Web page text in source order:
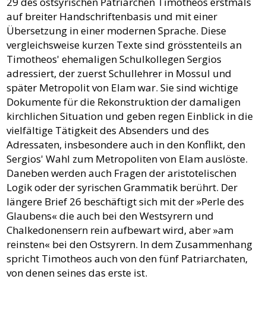
auf breiter Handschriftenbasis und mit einer
Übersetzung in einer modernen Sprache. Diese
vergleichsweise kurzen Texte sind grösstenteils an
Timotheos' ehemaligen Schulkollegen Sergios
adressiert, der zuerst Schullehrer in Mossul und
später Metropolit von Elam war. Sie sind wichtige
Dokumente für die Rekonstruktion der damaligen
kirchlichen Situation und geben regen Einblick in die
vielfältige Tätigkeit des Absenders und des
Adressaten, insbesondere auch in den Konflikt, den
Sergios' Wahl zum Metropoliten von Elam auslöste.
Daneben werden auch Fragen der aristotelischen
Logik oder der syrischen Grammatik berührt. Der
längere Brief 26 beschäftigt sich mit der »Perle des
Glaubens« die auch bei den Westsyrern und
Chalkedonensern rein aufbewart wird, aber »am
reinsten« bei den Ostsyrern. In dem Zusammenhang
spricht Timotheos auch von den fünf Patriarchaten,
von denen seines das erste ist.